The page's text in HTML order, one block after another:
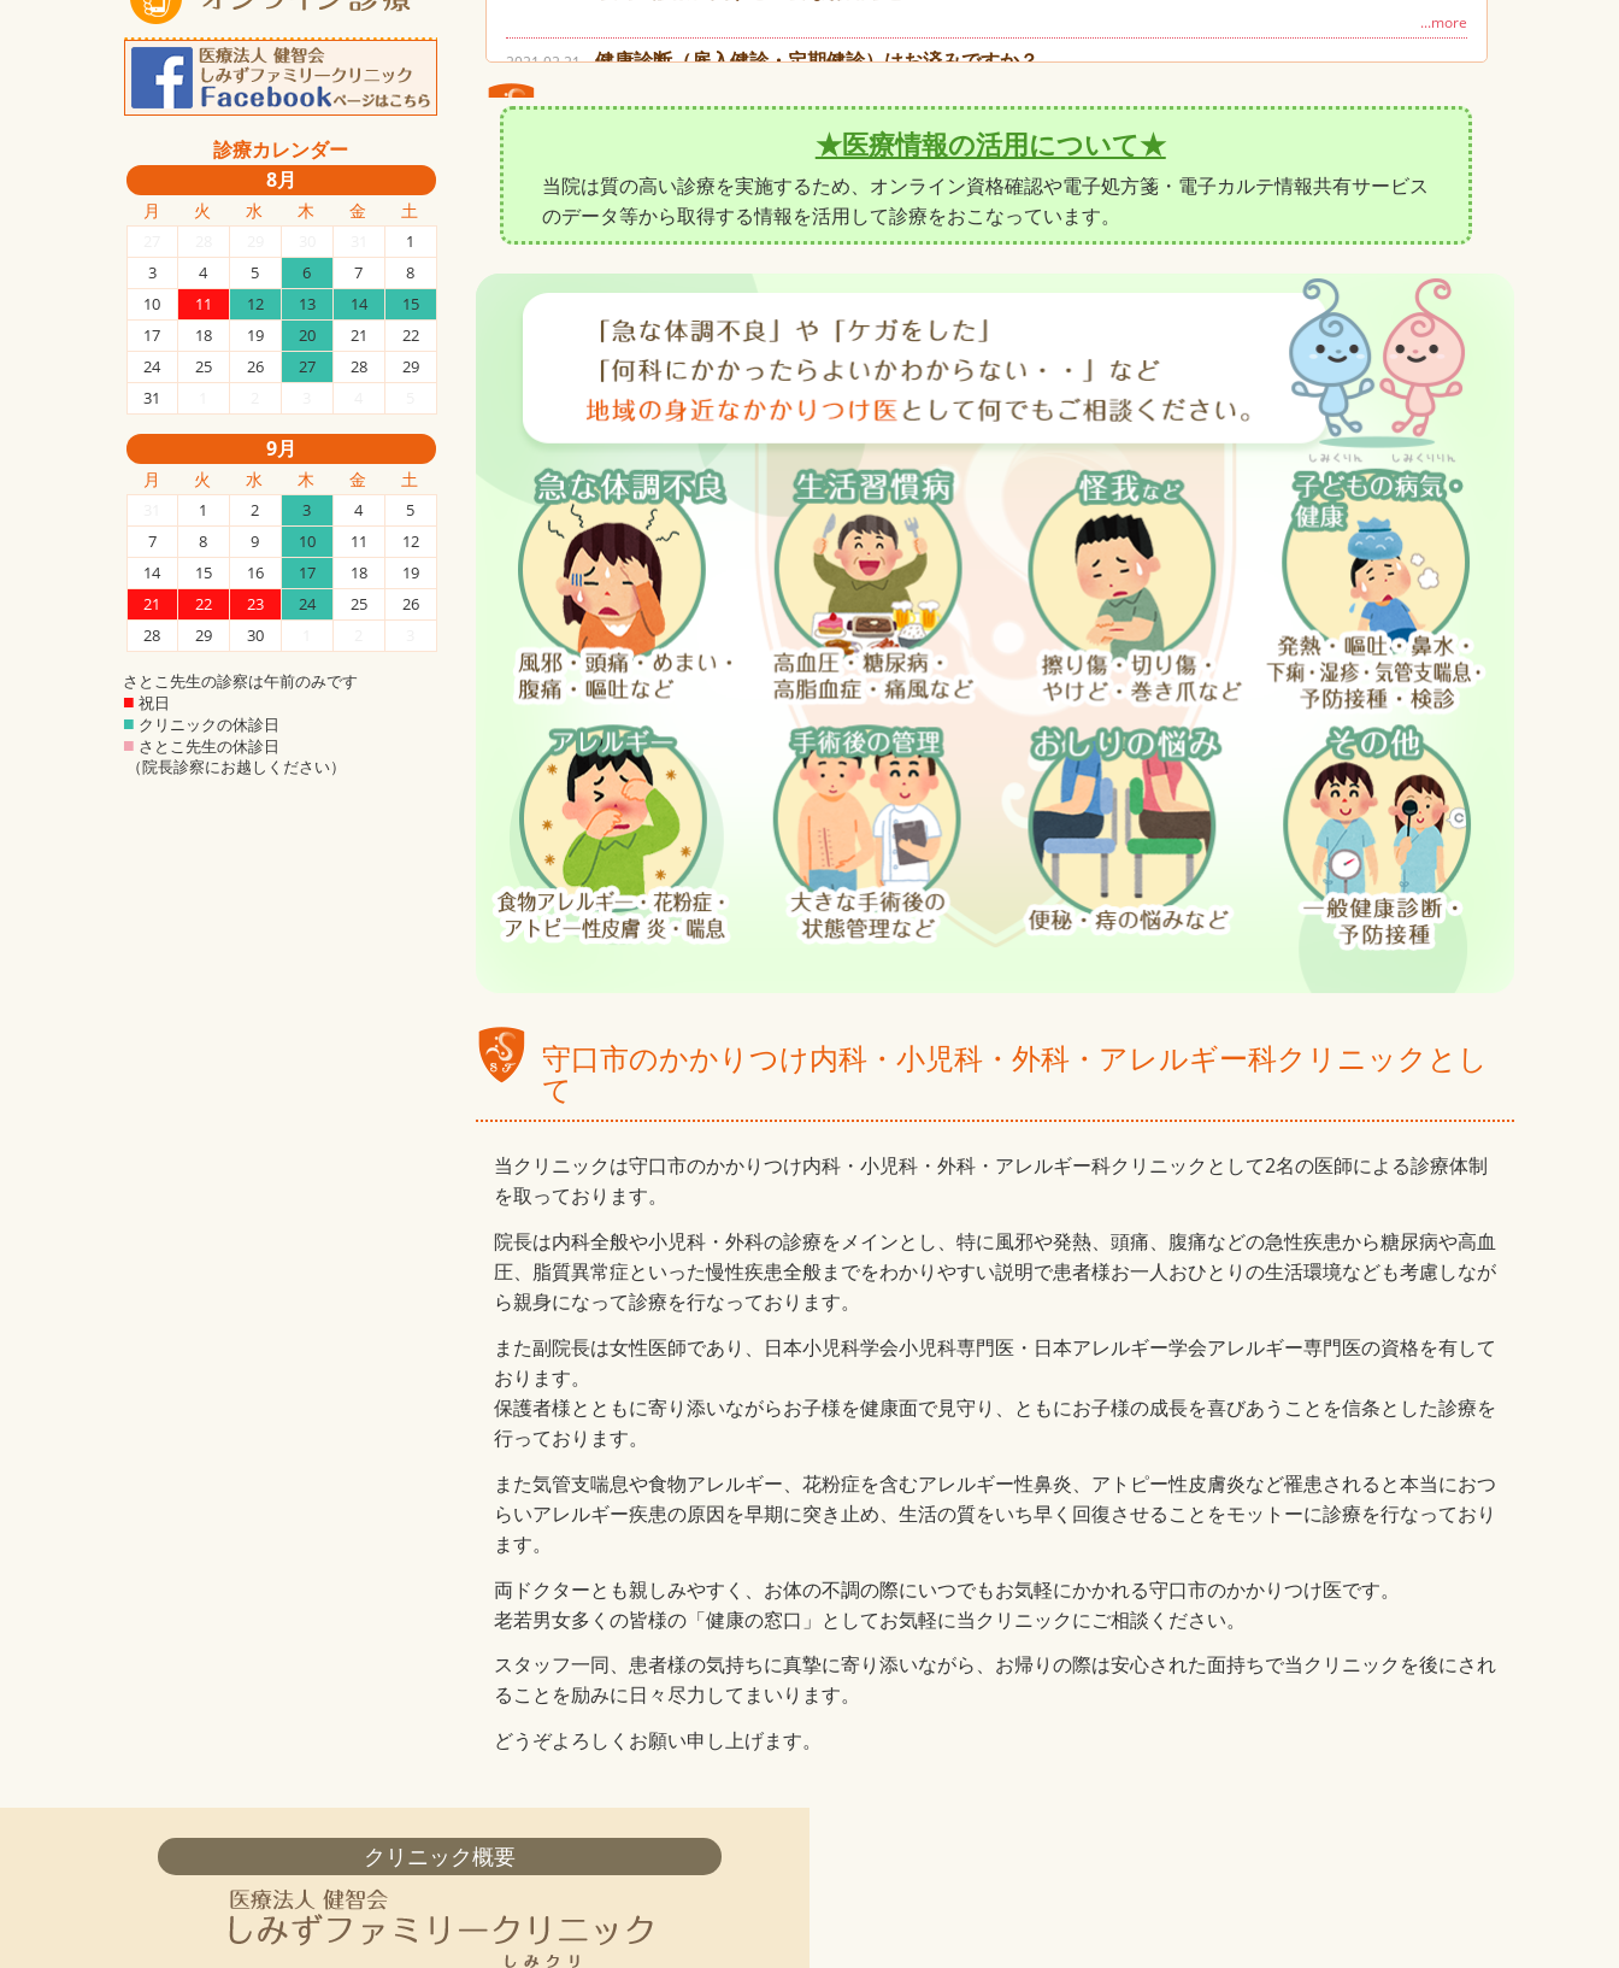
★医療情報の活用について★
当院は質の高い診療を実施するため、オンライン資格確認や電子処方箋・電子カルテ情報共有サービス
のデータ等から取得する情報を活用して診療をおこなっています。
守口市のかかりつけ内科・小児科・外科・アレルギー科クリニックとし
て
当クリニックは守口市のかかりつけ内科・小児科・外科・アレルギー科クリニックとして2名の医師による診療体制
を取っております。
院長は内科全般や小児科・外科の診療をメインとし、特に風邪や発熱、頭痛、腹痛などの急性疾患から糖尿病や高血
圧、脂質異常症といった慢性疾患全般までをわかりやすい説明で患者様お一人おひとりの生活環境なども考慮しなが
ら親身になって診療を行なっております。
また副院長は女性医師であり、日本小児科学会小児科専門医・日本アレルギー学会アレルギー専門医の資格を有して
おります。
保護者様とともに寄り添いながらお子様を健康面で見守り、ともにお子様の成長を喜びあうことを信条とした診療を
行っております。
また気管支喘息や食物アレルギー、花粉症を含むアレルギー性鼻炎、アトピー性皮膚炎など罹患されると本当におつ
らいアレルギー疾患の原因を早期に突き止め、生活の質をいち早く回復させることをモットーに診療を行なっており
ます。
両ドクターとも親しみやすく、お体の不調の際にいつでもお気軽にかかれる守口市のかかりつけ医です。
老若男女多くの皆様の「健康の窓口」としてお気軽に当クリニックにご相談ください。
スタッフ一同、患者様の気持ちに真摯に寄り添いながら、お帰りの際は安心された面持ちで当クリニックを後にされ
ることを励みに日々尽力してまいります。
どうぞよろしくお願い申し上げます。
診療カレンダー
8月
月 火 水 木 金 土
1
3
4 5 6 7
8
10
11 12 13 14
15
17
18 19 20 21
22
24
25 26 27 28
29
31
9月
月 火 水 木 金 土
1 2 3 4
5
7
8 9 10 11
12
14
15 16 17 18
19
21
22 23 24 25
26
28
29 30
さとこ先生の診察は午前のみです
■ 祝日
■ クリニックの休診日
■ さとこ先生の休診日
（院長診察にお越しください）
クリニック概要